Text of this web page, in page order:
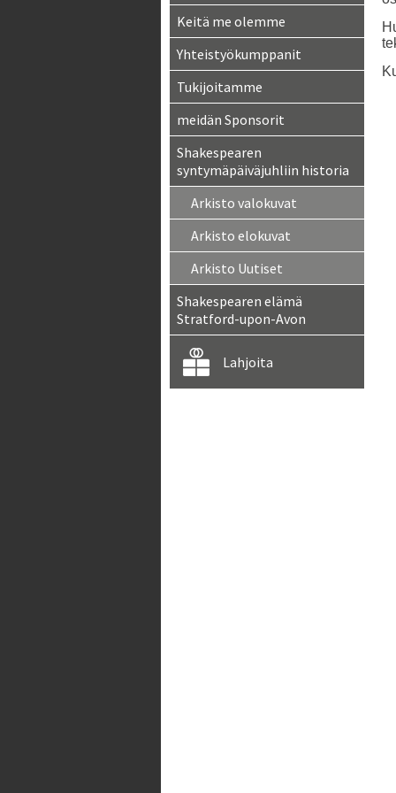
Keitä me olemme
Yhteistyökumppanit
Tukijoitamme
meidän Sponsorit
Shakespearen
syntymäpäiväjuhliin historia
Arkisto valokuvat
Arkisto elokuvat
Arkisto Uutiset
Shakespearen elämä
Stratford-upon-Avon
Lahjoita